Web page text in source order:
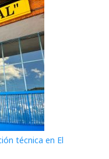
técnica en El